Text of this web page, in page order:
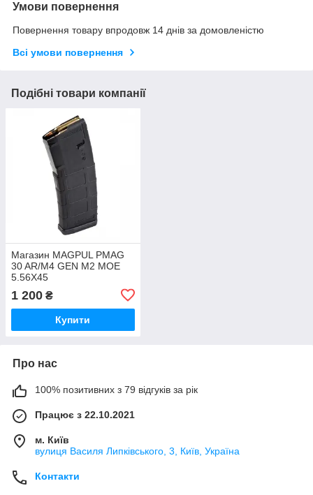
Умови повернення
Повернення товару впродовж 14 днів за домовленістю
Всі умови повернення
Подібні товари компанії
Магазин MAGPUL PMAG
30 AR/M4 GEN M2 MOE
5.56X45
1 200 ₴
Купити
Про нас
100% позитивних з 79 відгуків за рік
Працює з 22.10.2021
м. Київ
вулиця Василя Липківського, 3, Київ, Україна
Контакти